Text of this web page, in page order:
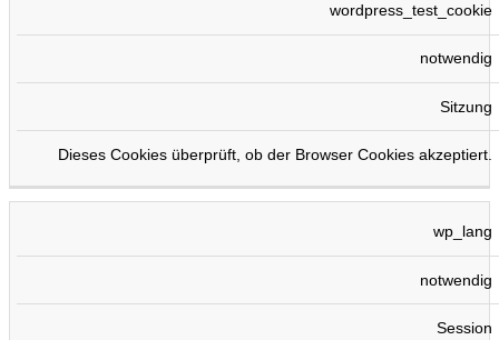
wordpress_test_cookie
notwendig
Sitzung
Dieses Cookies überprüft, ob der Browser Cookies akzeptiert.
wp_lang
notwendig
Session